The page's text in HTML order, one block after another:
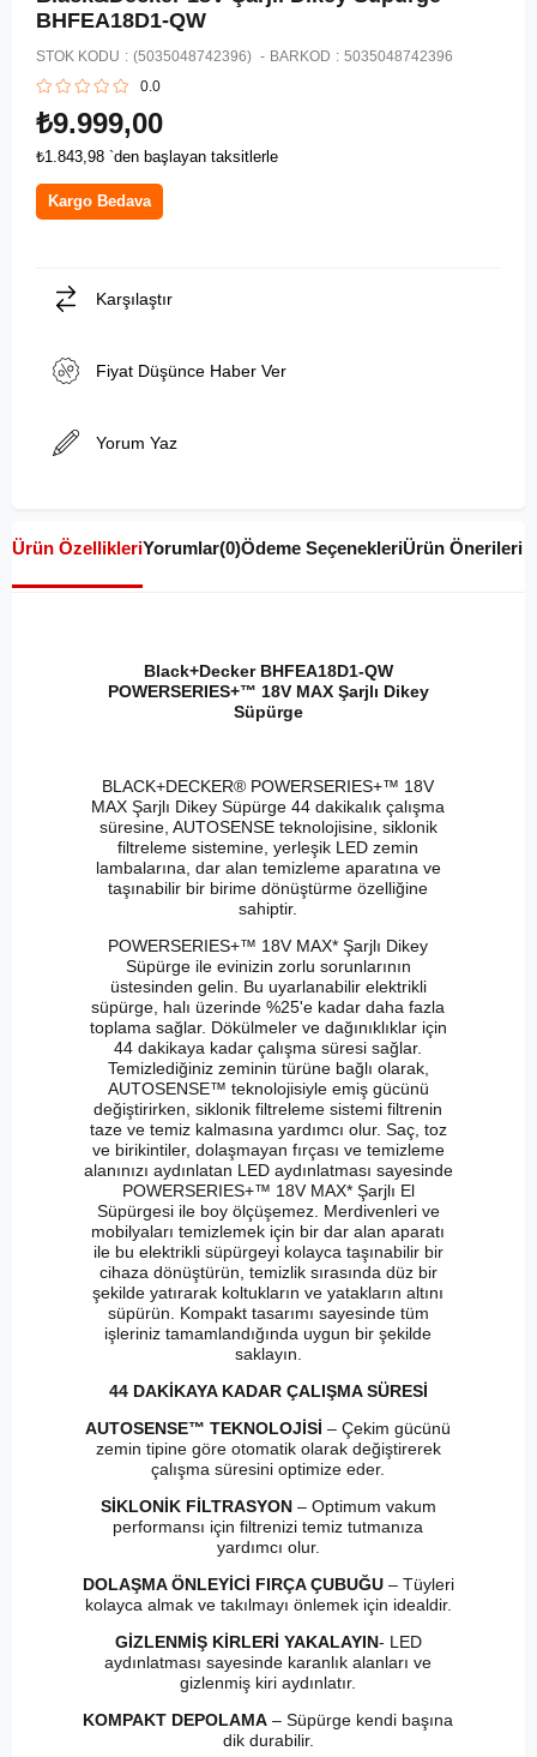
BHFEA18D1-QW
STOK KODU (5035048742396) BARKOD : 5035048742396
0.0
₺9.999,00
₺1.843,98 `den başlayan taksitlerle
Kargo Bedava
Karşılaştır
Fiyat Düşünce Haber Ver
Yorum Yaz
Ürün ÖzellikleriYorumlar(0)Ödeme SeçenekleriÜrün Önerileri
Black+Decker BHFEA18D1-QW
POWERSERIES+™ 18V MAX Şarjlı Dikey
Süpürge
BLACK+DECKER® POWERSERIES+™ 18V
MAX Şarjlı Dikey Süpürge 44 dakikalık çalışma
süresine, AUTOSENSE teknolojisine, siklonik
filtreleme sistemine, yerleşik LED zemin
lambalarına, dar alan temizleme aparatına ve
taşınabilir bir birime dönüştürme özelliğine
sahiptir.
POWERSERIES+™ 18V MAX* Şarjlı Dikey
Süpürge ile evinizin zorlu sorunlarının
üstesinden gelin. Bu uyarlanabilir elektrikli
süpürge, halı üzerinde %25'e kadar daha fazla
toplama sağlar. Dökülmeler ve dağınıklıklar için
44 dakikaya kadar çalışma süresi sağlar.
Temizlediğiniz zeminin türüne bağlı olarak,
AUTOSENSE™ teknolojisiyle emiş gücünü
değiştirirken, siklonik filtreleme sistemi filtrenin
taze ve temiz kalmasına yardımcı olur. Saç, toz
ve birikintiler, dolaşmayan fırçası ve temizleme
alanınızı aydınlatan LED aydınlatması sayesinde
POWERSERIES+™ 18V MAX* Şarjlı El
Süpürgesi ile boy ölçüşemez. Merdivenleri ve
mobilyaları temizlemek için bir dar alan aparatı
ile bu elektrikli süpürgeyi kolayca taşınabilir bir
cihaza dönüştürün, temizlik sırasında düz bir
şekilde yatırarak koltukların ve yatakların altını
süpürün. Kompakt tasarımı sayesinde tüm
işleriniz tamamlandığında uygun bir şekilde
saklayın.
44 DAKİKAYA KADAR ÇALIŞMA SÜRESİ
AUTOSENSE™ TEKNOLOJİSİ – Çekim gücünü
zemin tipine göre otomatik olarak değiştirerek
çalışma süresini optimize eder.
SİKLONİK FİLTRASYON– Optimum vakum
performansı için filtrenizi temiz tutmanıza
yardımcı olur.
DOLAŞMA ÖNLEYİCİ FIRÇA ÇUBUĞU– Tüyleri
kolayca almak ve takılmayı önlemek için idealdir.
GİZLENMİŞ KİRLERİ YAKALAYIN- LED
aydınlatması sayesinde karanlık alanları ve
gizlenmiş kiri aydınlatır.
KOMPAKT DEPOLAMA – Süpürge kendi başına
dik durabilir.